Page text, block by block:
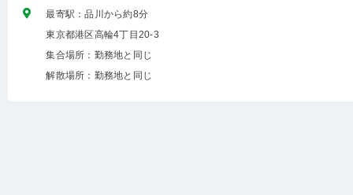
最寄駅：品川から約8分
東京都港区高輪4丁目20-3
集合場所：勤務地と同じ
解散場所：勤務地と同じ